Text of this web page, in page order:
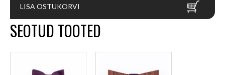
LISA OSTUKORVI
SEOTUD TOOTED